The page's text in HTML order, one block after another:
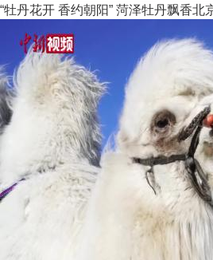
“牡丹花开 香约朝阳” 菏泽牡丹飘香北